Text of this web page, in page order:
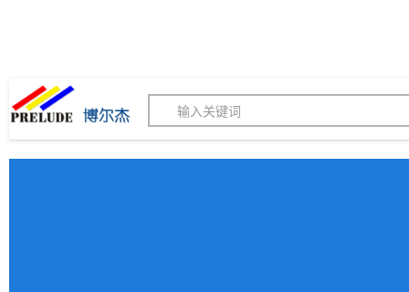
博尔杰PTS - 工业标识解